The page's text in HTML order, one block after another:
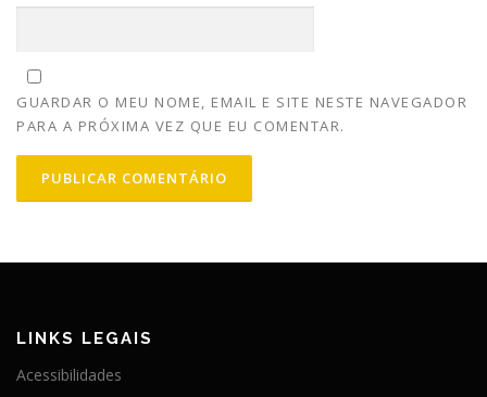
GUARDAR O MEU NOME, EMAIL E SITE NESTE NAVEGADOR
PARA A PRÓXIMA VEZ QUE EU COMENTAR.
LINKS LEGAIS
Acessibilidades